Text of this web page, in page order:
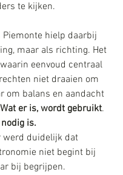
te kijken.
Piemonte hielp daarbij
maar als richting. Het
eenvoud centraal
niet draaien om
om balans en aandacht
Wat er is, wordt gebruikt.
is.
werd duidelijk dat
niet begint bij
bij begrijpen.